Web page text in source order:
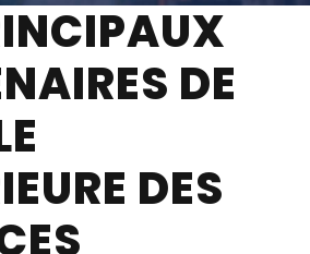
DE
DES